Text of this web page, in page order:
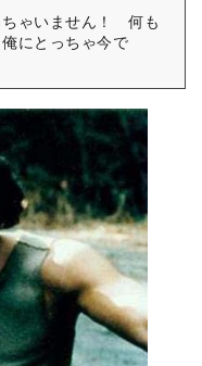
ちゃいません！ 何も
にとっちゃ今で